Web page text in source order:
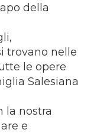
della
trovano nelle
le opere
Salesiana
la nostra
e